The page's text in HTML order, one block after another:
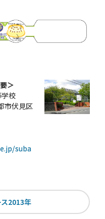
＞
校
市伏見区
suba
2013年